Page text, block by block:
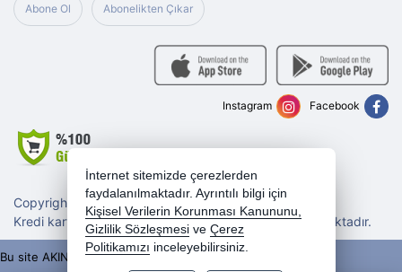
Abone Ol Abonelikten Çıkar
Copyright 2026 morotogrup.com - Tüm hakları saklıdır.
Kredi kartı bilgileriniz 256bit SSL sertifikası ile korunmaktadır.
Facebook
Instagram
Bu site AKINSOFT E-Ticaret ile hazırlanmıştır.
İnternet sitemizde çerezlerden
faydalanılmaktadır. Ayrıntılı bilgi için
Kişisel Verilerin Korunması Kanununu,
Gizlilik Sözleşmesi ve Çerez
Politikamızı inceleyebilirsiniz.